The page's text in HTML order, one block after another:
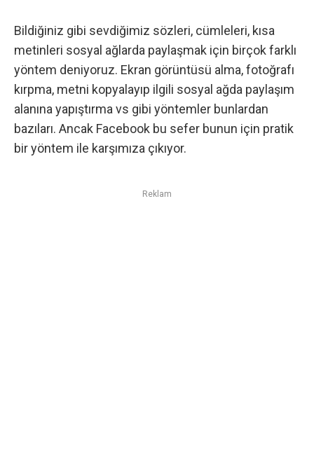
Bildiğiniz gibi sevdiğimiz sözleri, cümleleri, kısa
metinleri sosyal ağlarda paylaşmak için birçok farklı
yöntem deniyoruz. Ekran görüntüsü alma, fotoğrafı
kırpma, metni kopyalayıp ilgili sosyal ağda paylaşım
alanına yapıştırma vs gibi yöntemler bunlardan
bazıları. Ancak Facebook bu sefer bunun için pratik
bir yöntem ile karşımıza çıkıyor.
Reklam